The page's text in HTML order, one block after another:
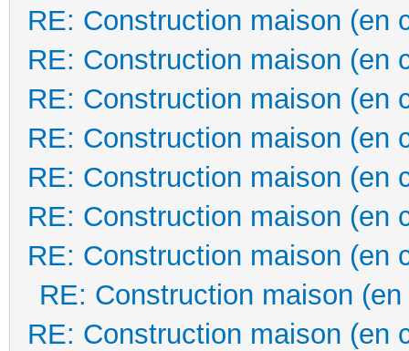
RE: Construction maison (en
RE: Construction maison (en
RE: Construction maison (en
RE: Construction maison (en
RE: Construction maison (en
RE: Construction maison (en
RE: Construction maison (en
RE: Construction maison
RE: Construction maison (en